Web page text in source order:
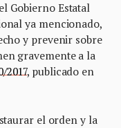
Gobierno Estatal
ya mencionado,
y prevenir sobre
gravemente a la
2017, publicado en
el orden y la